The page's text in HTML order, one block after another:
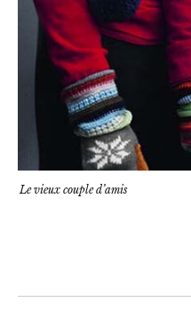
Le vieux couple d’amis